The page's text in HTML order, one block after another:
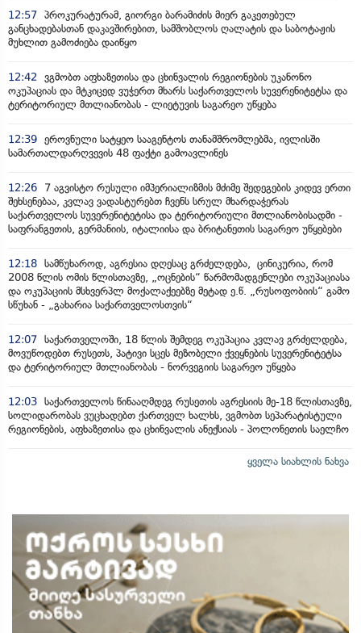
12:57 პროკურატურამ, გიორგი ბარამიძის მიერ გაკეთებულ
განცხადებასთან დაკავშირებით, სამშობლოს ღალატის და საბოტაჟის
მუხლით გამოძიება დაიწყო
12:42 ვგმობთ აფხაზეთისა და ცხინვალის რეგიონების უკანონო
ოკუპაციას და მტკიცედ ვუჭერთ მხარს საქართველოს სუვერენიტეტსა და
ტერიტორიულ მთლიანობას - ლიეტუვის საგარეო უწყება
12:39 ეროვნული სატყეო სააგენტოს თანამშრომლებმა, ივლისში
სამართალდარღვევის 48 ფაქტი გამოავლინეს
12:26
7 აგვისტო რუსული იმპერიალიზმის მძიმე შედეგების კიდევ ერთი
შეხსენებაა, კვლავ ვადასტურებთ ჩვენს სრულ მხარდაჭერას
საქართველოს სუვერენიტეტისა და ტერიტორიული მთლიანობისადმი -
საფრანგეთის, გერმანიის, იტალიისა და ბრიტანეთის საგარეო უწყებები
12:18 სამწუხაროდ, აგრესია დღესაც გრძელდება, ცინიკურია, რომ
2008 წლის ომის წლისთავზე, „ოცნების“ წარმომადგენლები ოკუპაციასა
და ოკუპაციის მსხვერპლ მოქალაქეებზე მეტად ე.წ. „რუსოფობიის“ გამო
სწუხან - „გახარია საქართველოსთვის“
12:07 საქართველოში, 18 წლის შემდეგ ოკუპაცია კვლავ გრძელდება,
მოვუწოდებთ რუსეთს, პატივი სცეს მეზობელი ქვეყნების სუვერენიტეტსა
და ტერიტორიულ მთლიანობას - ნორვეგიის საგარეო უწყება
12:03 საქართველოს წინააღმდეგ რუსეთის აგრესიის მე-18 წლისთავზე,
სოლიდარობას ვუცხადებთ ქართველ ხალხს, ვგმობთ სეპარატისტული
რეგიონების, აფხაზეთისა და ცხინვალის ანექსიას - პოლონეთის საელჩო
ყველა სიახლის ნახვა